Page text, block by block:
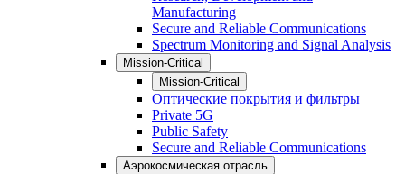
Manufacturing
Secure and Reliable Communications
Spectrum Monitoring and Signal Analysis
Mission-Critical
Mission-Critical
Оптические покрытия и фильтры
Private 5G
Public Safety
Secure and Reliable Communications
Аэрокосмическая отрасль